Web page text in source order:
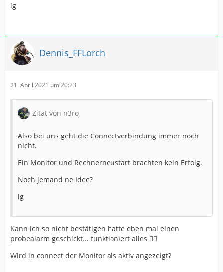
lg
Dennis_FFLorch
21. April 2021 um 20:23
Zitat von n3ro
Also bei uns geht die Connectverbindung immer noch
nicht.
Ein Monitor und Rechnerneustart brachten kein Erfolg.
Noch jemand ne Idee?
lg
Kann ich so nicht bestätigen hatte eben mal einen
probealarm geschickt... funktioniert alles 👍🏼
Wird in connect der Monitor als aktiv angezeigt?